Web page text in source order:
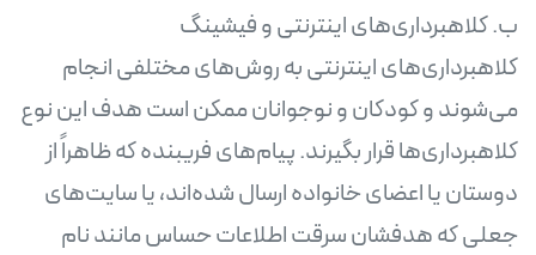
کلاهبرداری‌های اینترنتی به روش‌های مختلفی انجام
می‌شوند و کودکان و نوجوانان ممکن است هدف این نوع
کلاهبرداری‌ها قرار بگیرند. پیام‌های فریبنده که ظاهراً از
دوستان یا اعضای خانواده ارسال شده‌اند، یا سایت‌های
جعلی که هدفشان سرقت اطلاعات حساس مانند نام